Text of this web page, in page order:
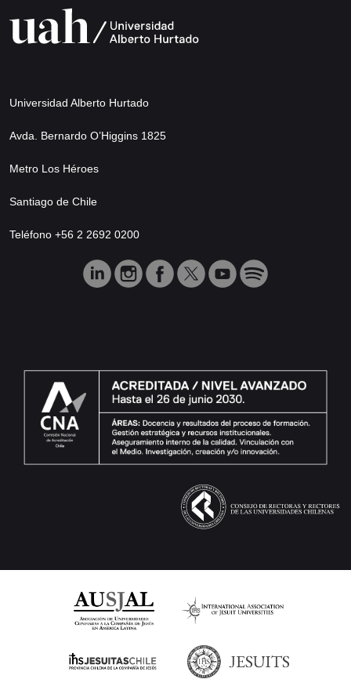
Universidad Alberto Hurtado
Avda. Bernardo O’Higgins 1825
Metro Los Héroes
Santiago de Chile
Teléfono +56 2 2692 0200